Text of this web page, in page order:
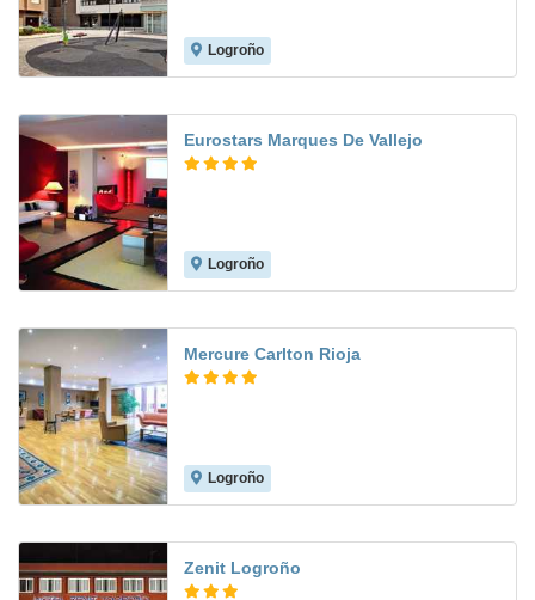
Logroño
Eurostars Marques De Vallejo
Logroño
Mercure Carlton Rioja
Logroño
Zenit Logroño